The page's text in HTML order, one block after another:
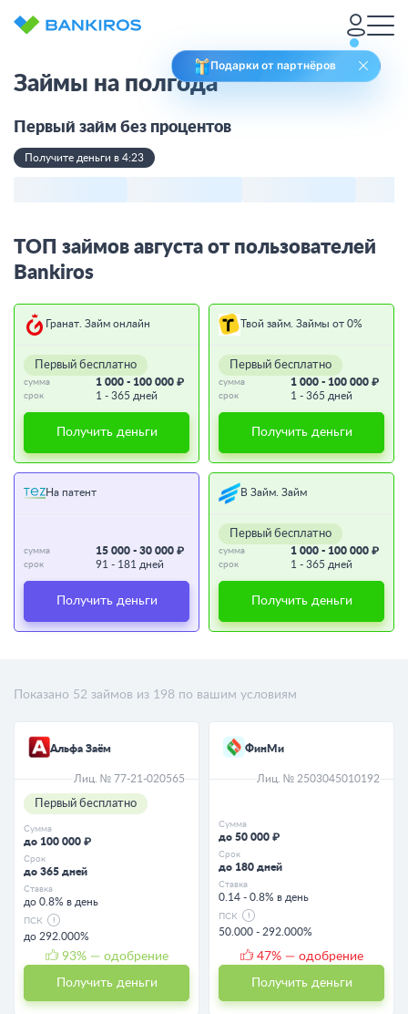
Подарки от партнёров
Займы на полгода
Первый займ без процентов
Получите деньги в 4:23
ТОП займов августа от пользователей
Bankiros
Гранат. Займ онлайн
Первый бесплатно
сумма 1 000 - 100 000 ₽
срок 1 - 365 дней
Получить деньги
Твой займ. Займы от 0%
Первый бесплатно
сумма 1 000 - 100 000 ₽
срок 1 - 365 дней
Получить деньги
На патент
сумма 15 000 - 30 000 ₽
срок 91 - 181 дней
Получить деньги
В Займ. Займ
Первый бесплатно
сумма 1 000 - 100 000 ₽
срок 1 - 365 дней
Получить деньги
Показано 52 займов из 198 по вашим условиям
Альфа Заём
Лиц. № 77-21-020565
Первый бесплатно
Сумма
до 100 000 ₽
Срок
до 365 дней
Ставка
до 0.8% в день
ПСК
до 292.000%
93% — одобрение
Получить деньги
ФинМи
Лиц. № 2503045010192
Сумма
до 50 000 ₽
Срок
до 180 дней
Ставка
0.14 - 0.8% в день
ПСК
50.000 - 292.000%
47% — одобрение
Получить деньги